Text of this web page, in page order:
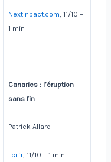
Nextinpact.com, 11/10 –
1 min
Canaries : l’éruption
sans fin
Patrick Allard
Lci.fr, 11/10 – 1 min